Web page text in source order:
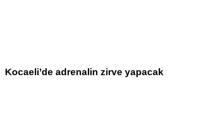
Kocaeli’de adrenalin zirve yapacak